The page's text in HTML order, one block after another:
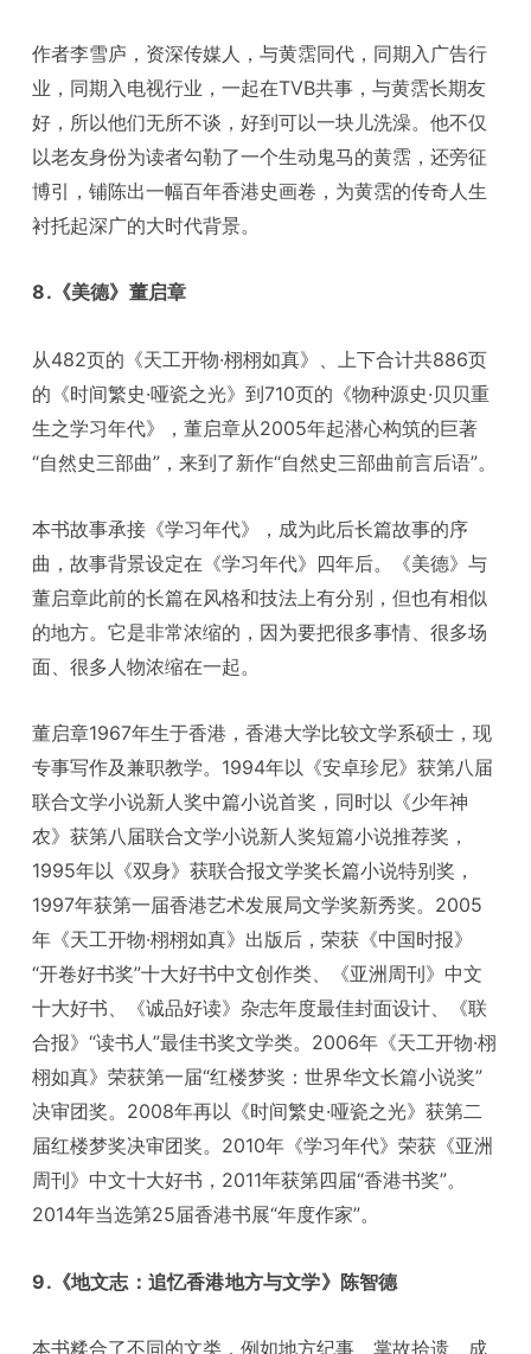
作者李雪庐，资深传媒人，与黄霑同代，同期入广告行
业，同期入电视行业，一起在TVB共事，与黄霑长期友
好，所以他们无所不谈，好到可以一块儿洗澡。他不仅
以老友身份为读者勾勒了一个生动鬼马的黄霑，还旁征
博引，铺陈出一幅百年香港史画卷，为黄霑的传奇人生
衬托起深广的大时代背景。
8.《美德》董启章
从482页的《天工开物·栩栩如真》、上下合计共886页
的《时间繁史·哑瓷之光》到710页的《物种源史·贝贝重
生之学习年代》，董启章从2005年起潜心构筑的巨著
“自然史三部曲”，来到了新作“自然史三部曲前言后语”。
本书故事承接《学习年代》，成为此后长篇故事的序
曲，故事背景设定在《学习年代》四年后。《美德》与
董启章此前的长篇在风格和技法上有分别，但也有相似
的地方。它是非常浓缩的，因为要把很多事情、很多场
面、很多人物浓缩在一起。
董启章1967年生于香港，香港大学比较文学系硕士，现
专事写作及兼职教学。1994年以《安卓珍尼》获第八届
联合文学小说新人奖中篇小说首奖，同时以《少年神
农》获第八届联合文学小说新人奖短篇小说推荐奖，
1995年以《双身》获联合报文学奖长篇小说特别奖，
1997年获第一届香港艺术发展局文学奖新秀奖。2005
年《天工开物·栩栩如真》出版后，荣获《中国时报》
“开卷好书奖”十大好书中文创作类、《亚洲周刊》中文
十大好书、《诚品好读》杂志年度最佳封面设计、《联
合报》“读书人”最佳书奖文学类。2006年《天工开物·栩
栩如真》荣获第一届“红楼梦奖：世界华文长篇小说奖”
决审团奖。2008年再以《时间繁史·哑瓷之光》获第二
届红楼梦奖决审团奖。2010年《学习年代》荣获《亚洲
周刊》中文十大好书，2011年获第四届“香港书奖”。
2014年当选第25届香港书展“年度作家”。
9.《地文志：追忆香港地方与文学》陈智德
本书糅合了不同的文类，例如地方纪事、掌故拾遗、成